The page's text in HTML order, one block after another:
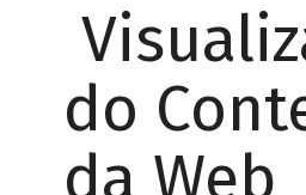
do
da Web